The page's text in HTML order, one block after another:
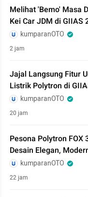
Melihat 'Bemo' Masa
Kei Car JDM di GIIAS
kumparanOTO
2 jam
Jajal Langsung Fitur
Listrik Polytron di
kumparanOTO
20 jam
Pesona Polytron FOX
Desain Elegan,
kumparanOTO
22 jam